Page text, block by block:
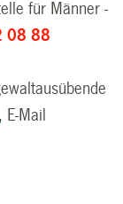
für Männer -
08 88
, E-Mail